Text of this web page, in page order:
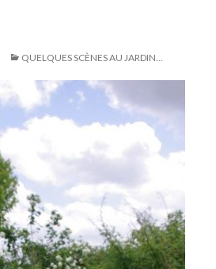
QUELQUES SCÈNES AU JARDIN…